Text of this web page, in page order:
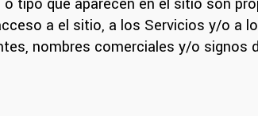
a el sitio, a los Servicios y/o a
nombres comerciales y/o signos